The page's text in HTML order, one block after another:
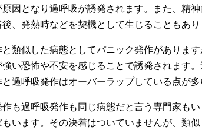
原因となり過呼吸が誘発されます。また、精
、発熱時などを契機として生じることもあり
類似した病態としてパニック発作がありま
強い恐怖や不安を感じることで誘発されます
過呼吸発作はオーバーラップしている点が多
も過呼吸発作も同じ病態だと言う専門家も
います。その決着はついていませんが、類